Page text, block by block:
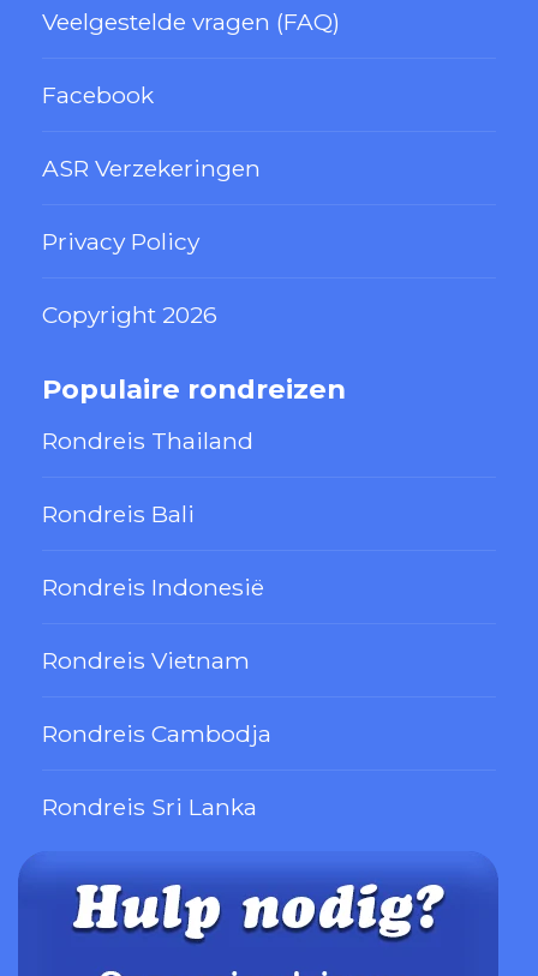
Veelgestelde vragen (FAQ)
Facebook
ASR Verzekeringen
Privacy Policy
Copyright 2026
Populaire rondreizen
Rondreis Thailand
Rondreis Bali
Rondreis Indonesië
Rondreis Vietnam
Rondreis Cambodja
Rondreis Sri Lanka